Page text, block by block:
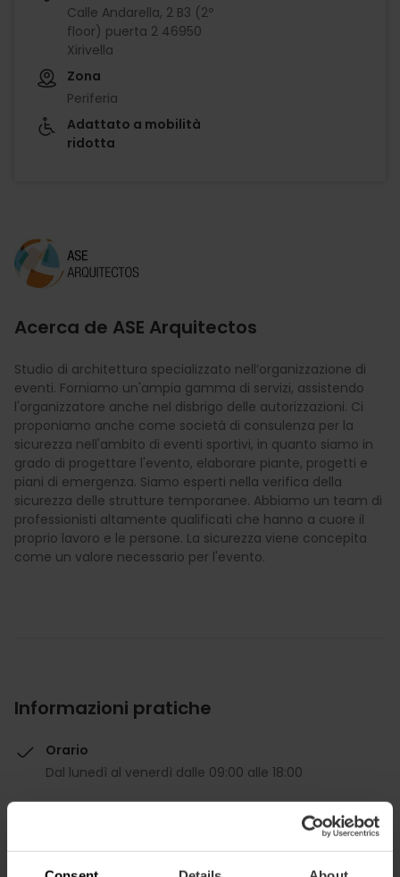
Calle Andarella, 2 B3 (2º
floor) puerta 2 46950
Xirivella
Zona
Periferia
Adattato a mobilità
ridotta
Acerca de ASE Arquitectos
Imagen
Studio di architettura specializzato nell’organizzazione di
eventi. Forniamo un'ampia gamma di servizi, assistendo
l'organizzatore anche nel disbrigo delle autorizzazioni. Ci
proponiamo anche come società di consulenza per la
sicurezza nell'ambito di eventi sportivi, in quanto siamo in
grado di progettare l'evento, elaborare piante, progetti e
piani di emergenza. Siamo esperti nella verifica della
sicurezza delle strutture temporanee. Abbiamo un team di
professionisti altamente qualificati che hanno a cuore il
proprio lavoro e le persone. La sicurezza viene concepita
come un valore necessario per l'evento.
Informazioni pratiche
Orario
Dal lunedì al venerdì dalle 09:00 alle 18:00